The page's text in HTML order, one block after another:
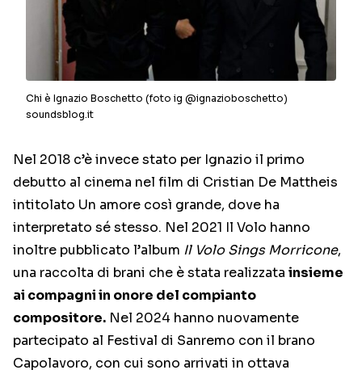
Chi è Ignazio Boschetto (foto ig @ignazioboschetto)
soundsblog.it
Nel 2018 c’è invece stato per Ignazio il primo
debutto al cinema nel film di Cristian De Mattheis
intitolato Un amore così grande, dove ha
interpretato sé stesso. Nel 2021 Il Volo hanno
inoltre pubblicato l’album Il Volo Sings Morricone,
una raccolta di brani che è stata realizzata insieme
ai compagni in onore del compianto
compositore. Nel 2024 hanno nuovamente
partecipato al Festival di Sanremo con il brano
Capolavoro, con cui sono arrivati in ottava